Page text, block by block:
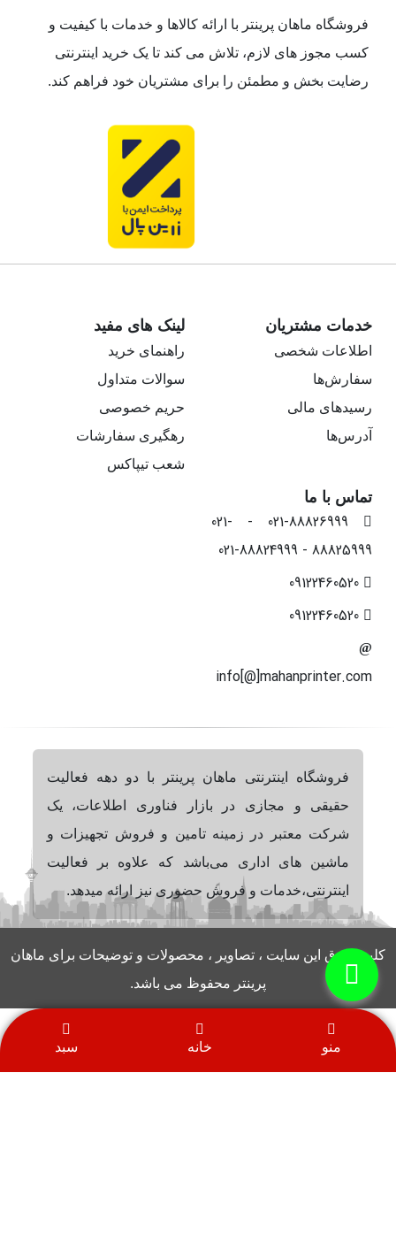
فروشگاه ماهان پرینتر با ارائه کالاها و خدمات با کیفیت و
کسب مجوز های لازم، تلاش می کند تا یک خرید اینترنتی
رضایت بخش و مطمئن را برای مشتریان خود فراهم کند.
خدمات مشتریان
اطلاعات شخصی
سفارش‌ها
رسیدهای مالی
آدرس‌ها
لینک های مفید
راهنمای خرید
سوالات متداول
حریم خصوصی
رهگیری سفارشات
شعب تیپاکس
تماس با ما
021-88826999 - 021-
88825999 - 021-88824999
info[@]mahanprinter.com
فروشگاه اینترنتی ماهان پرینتر با دو دهه فعالیت
حقیقی و مجازی در بازار فناوری اطلاعات، یک
شرکت معتبر در زمینه تامین و فروش تجهیزات و
ماشین های اداری می‌باشد که علاوه بر فعالیت
اینترنتی،خدمات و فروش حضوری نیز ارائه میدهد.
کلیه حقوق این سایت ، تصاویر ، محصولات و توضیحات برای ماهان
پرینتر محفوظ می باشد.
منو خانه سبد